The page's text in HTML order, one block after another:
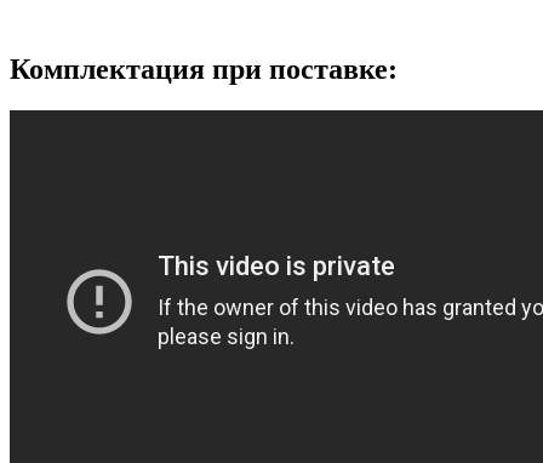
Комплектация при поставке: